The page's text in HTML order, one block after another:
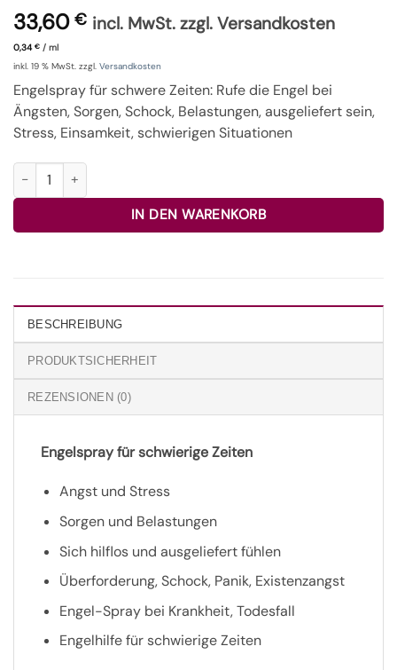
33,60 € incl. MwSt. zzgl. Versandkosten
0,34 € / ml
inkl. 19 % MwSt. zzgl. Versandkosten
Engelspray für schwere Zeiten: Rufe die Engel bei
Ängsten, Sorgen, Schock, Belastungen, ausgeliefert sein,
Stress, Einsamkeit, schwierigen Situationen
Sorge dich nicht Engel-Aura-Spray 100ml - Sonderanfertigung
IN DEN WARENKORB
BESCHREIBUNG
PRODUKTSICHERHEIT
REZENSIONEN (0)
Engelspray für schwierige Zeiten
Angst und Stress
Sorgen und Belastungen
Sich hilflos und ausgeliefert fühlen
Überforderung, Schock, Panik, Existenzangst
Engel-Spray bei Krankheit, Todesfall
Engelhilfe für schwierige Zeiten